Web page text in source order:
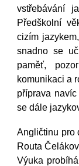
vstřebávání
Předškolní
cizím
snadno se
paměť,
komunikaci a
příprava
se dále
Angličtinu pro
Routa
Výuka